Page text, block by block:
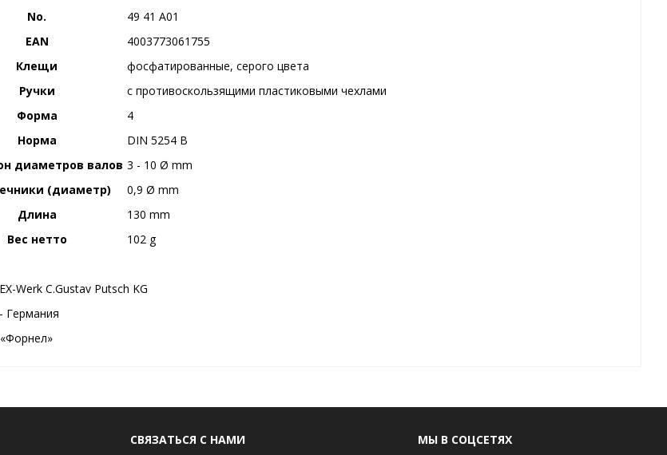
No.
49 41 A01
EAN
4003773061755
Клещи
фосфатированные, серого цвета
Ручки
c противоскользящими пластиковыми чехлами
Форма
4
Норма
DIN 5254 B
диаметров валов 3 - 10 Ø mm
(диаметр)
0,9 Ø mm
Длина
130 mm
Вес нетто
102 g
Werk C.Gustav Putsch KG
Германия
СВЯЗАТЬСЯ С НАМИ МЫ В СОЦСЕТЯХ